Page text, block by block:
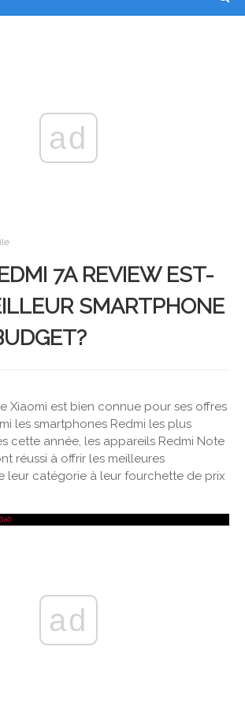
ad
7A REVIEW EST-
SMARTPHONE
Xiaomi est bien connue pour ses offres
les smartphones Redmi les plus
cette année, les appareils Redmi Note
réussi à offrir les meilleures
leur catégorie à leur fourchette de prix
ad